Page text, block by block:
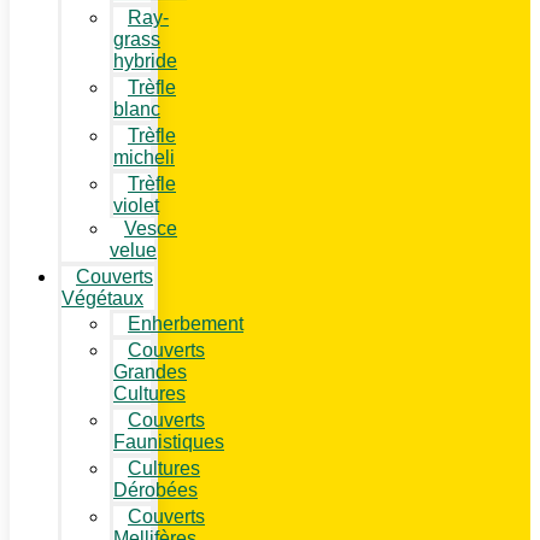
Ray-
grass
hybride
Trèfle
blanc
Trèfle
micheli
Trèfle
violet
Vesce
velue
Couverts
Végétaux
Enherbement
Couverts
Grandes
Cultures
Couverts
Faunistiques
Cultures
Dérobées
Couverts